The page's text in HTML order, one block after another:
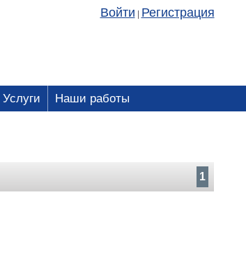
Войти Регистрация
Услуги Наши работы
1